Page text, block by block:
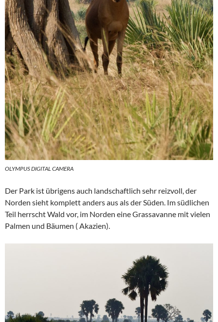
OLYMPUS DIGITAL CAMERA
Der Park ist übrigens auch landschaftlich sehr reizvoll, der
Norden sieht komplett anders aus als der Süden. Im südlichen
Teil herrscht Wald vor, im Norden eine Grassavanne mit vielen
Palmen und Bäumen ( Akazien).